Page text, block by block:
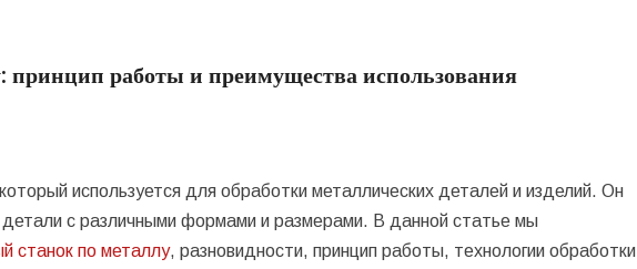
принцип работы и преимущества использования
используется для обработки металлических деталей и изделий. Он
с различными формами и размерами. В данной статье мы
станок по металлу, разновидности, принцип работы, технологии обработки